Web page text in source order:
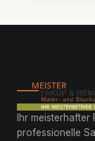
Ihr meisterhafter
professionelle